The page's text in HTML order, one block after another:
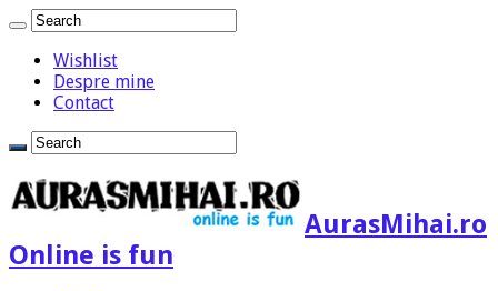
Wishlist
Despre mine
Contact
AurasMihai.ro
Online is fun